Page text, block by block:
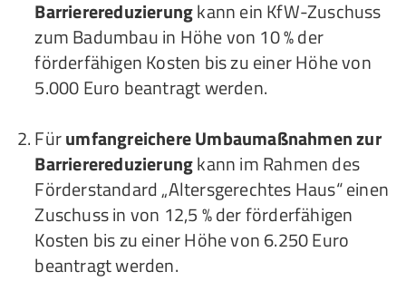
Barrierereduzierungkann ein KfW-Zuschuss
zum Badumbau in Höhe von 10 % der
förderfähigen Kosten bis zu einer Höhe von
5.000 Euro beantragt werden.
Fürumfangreichere Umbaumaßnahmen zur
Barrierereduzierungkann im Rahmen des
Förderstandard „Altersgerechtes Haus“ einen
Zuschuss in von 12,5 % der förderfähigen
Kosten bis zu einer Höhe von 6.250 Euro
beantragt werden.